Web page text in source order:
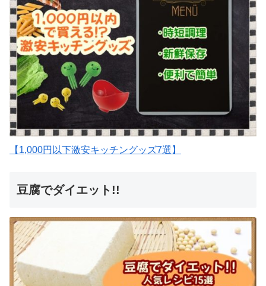
【1,000円以下激安キッチングッズ7選】
豆腐でダイエット!!